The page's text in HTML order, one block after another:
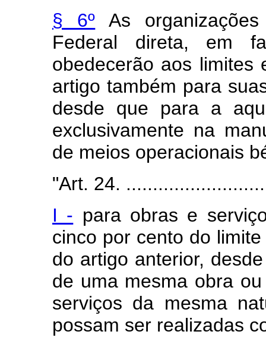
§ 6º As
Federal direta, em
obedecerão aos limites
artigo também para
desde que para a
exclusivamente na
de meios operacionais
"Art. 24.
I - para obras e
cinco por cento do
do artigo anterior,
de uma mesma obra
serviços da mesma
possam ser realizadas